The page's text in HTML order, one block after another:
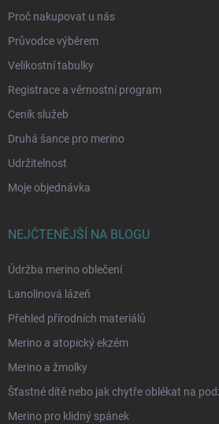
Proč nakupovat u nás
Průvodce výběrem
Velikostní tabulky
Registrace a věrnostní program
Ceník služeb
Druhá šance pro merino
Udržitelnost
Moje objednávka
NEJČTENĚJŠÍ NA BLOGU
Údržba merino oblečení
Lanolinová lázeň
Přehled přírodních materiálů
Merino a atopický ekzém
Merino a žmolky
Šťastné dítě nebo jak chytře oblékat na
Merino pro klidný spánek